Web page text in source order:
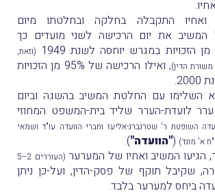
התקבלה בחלקה ובחלטתו מיום
פיצל המשיב את יום הרכישה לשני מועדים כך
(וזאת,
הדין)
, ואילו הרכישה של 95% מן הזכויות
השלימו עם החלטת המשיב בהשגה וביום
הגישו ערר לועדת-הערר שליד בית-המשפט המחוזי
השופטת ר' שטרנברג-אליעז וחברי הוועדה עו"ד ושמאי
א' מונד) ("הוועדה").
הגיעו המשיב ואחיו של המערער
(העוררים 2–5
שקיבל תוקף של פסק-הדין, ועל-כן ניתן
ביחס למערער בלבד.